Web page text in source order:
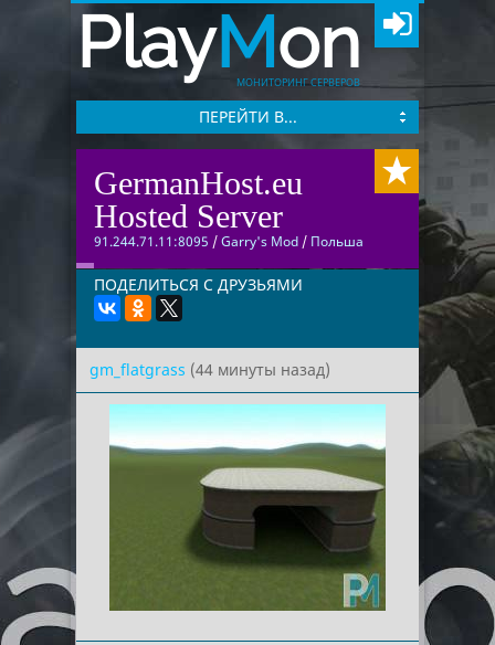
PlayMon
МОНИТОРИНГ СЕРВЕРОВ
ПЕРЕЙТИ В...
GermanHost.eu
Hosted Server
91.244.71.11:8095 /Garry's Mod / Польша
ПОДЕЛИТЬСЯ С ДРУЗЬЯМИ
gm_flatgrass (44 минуты назад)